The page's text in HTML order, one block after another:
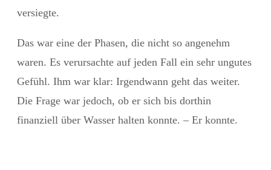
versiegte.
Das war eine der Phasen, die nicht so angenehm
waren. Es verursachte auf jeden Fall ein sehr ungutes
Gefühl. Ihm war klar: Irgendwann geht das weiter.
Die Frage war jedoch, ob er sich bis dorthin
finanziell über Wasser halten konnte. – Er konnte.